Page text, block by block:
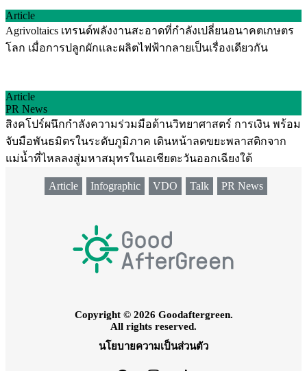
Article
Agrivoltaics เทรนด์พลังงานสะอาดที่กำลังเปลี่ยนอนาคตเกษตร
โลก เมื่อการปลูกผักและผลิตไฟฟ้ากลายเป็นเรื่องเดียวกัน
Article
PR News
สิงคโปร์ผนึกกำลังความร่วมมือด้านวิทยาศาสตร์ การเงิน พร้อม
จับมือพันธมิตรในระดับภูมิภาค เดินหน้าลดขยะพลาสติกจาก
แม่น้ำที่ไหลลงสู่มหาสมุทรในเอเชียตะวันออกเฉียงใต้
Article Infographic VDO Talk PR News
Copyright © 2026 Goodaftergreen.
All rights reserved.
นโยบายความเป็นส่วนตัว